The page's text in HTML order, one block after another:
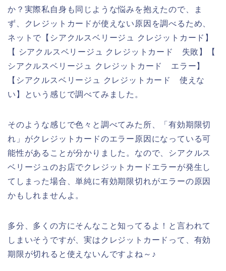
か？実際私自身も同じような悩みを抱えたので、ま
ず、クレジットカードが使えない原因を調べるため、
ネットで【シアクルスベリージュ クレジットカード】
【 シアクルスベリージュ クレジットカード 失敗】【
シアクルスベリージュ クレジットカード エラー】
【シアクルスベリージュ クレジットカード 使えな
い】という感じで調べてみました。
そのような感じで色々と調べてみた所、「有効期限切
れ」がクレジットカードのエラー原因になっている可
能性があることが分かりました。なので、シアクルス
ベリージュのお店でクレジットカードエラーが発生し
てしまった場合、単純に有効期限切れがエラーの原因
かもしれませんよ。
多分、多くの方にそんなこと知ってるよ！と言われて
しまいそうですが、実はクレジットカードって、有効
期限が切れると使えないんですよね～♪